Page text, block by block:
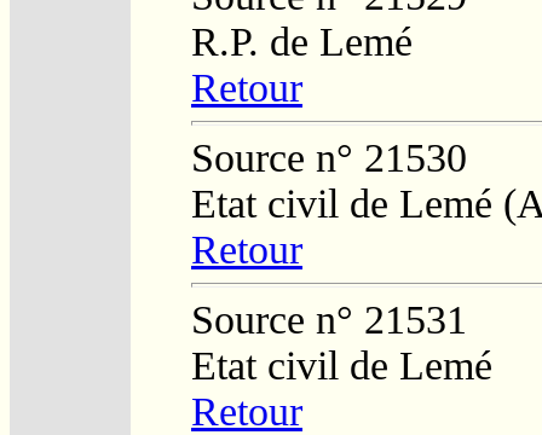
R.P. de Lemé
Retour
Source n° 21530
Etat civil de Lemé
Retour
Source n° 21531
Etat civil de Lemé
Retour